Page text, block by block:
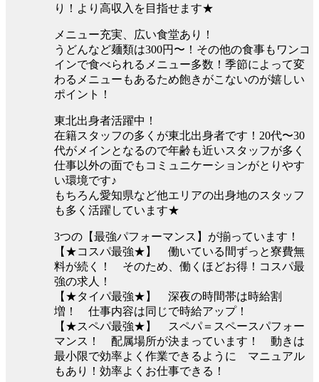
り！より高収入を目指せます★
メニュー充実、広い食堂あり！
うどんなど麺類は300円〜！その他の食事もワンコ
インで食べられるメニュー多数！季節によって変
わるメニューもあるため飽きがこないのが嬉しい
ポイント！
東北出身者活躍中！
在籍スタッフの多くが東北出身者です！20代〜30
代がメインとなるので年齢も近いスタッフが多く
仕事以外の面でもコミュニケーションがとりやす
い環境です♪
もちろん愛知県など他エリアの出身地のスタッフ
も多く活躍しています★
3つの【最強パフォーマンス】が揃っています！
【★コスパ最強★】 働いている間ずっと寮費無
料が続く！ そのため、働くほどお得！コスパ最
強の求人！
【★タイパ最強★】 深夜の時間帯は時給割
増！ 仕事内容は同じで時給アップ！
【★スペパ最強★】 スペパ＝スペースパフォー
マンス！ 配属場所が決まっています！ 動きは
最小限で効率よく作業できるように マニュアル
もあり！効率よくお仕事できる！